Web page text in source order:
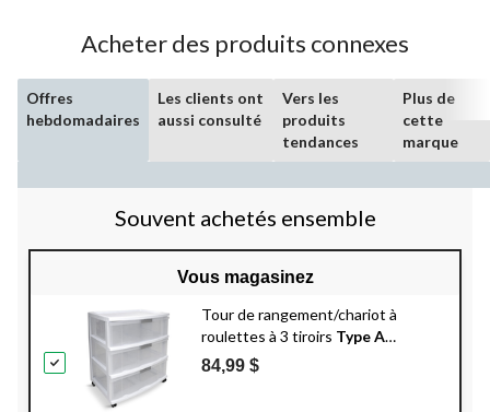
Acheter des produits connexes
Offres
hebdomadaires
Les clients ont
aussi consulté
Vers les
produits
tendances
Plus de
cette
marque
Souvent achetés ensemble
Vous magasinez
Tour de rangement/chariot à
roulettes à 3 tiroirs Type A
Element, cadre transparent, blanc,
verrouillable, 25 po
84,99 $